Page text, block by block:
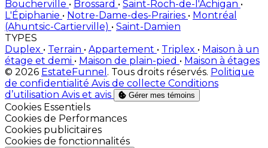
Boucherville • Brossard • Saint-Roch-de-l'Achigan •
L'Épiphanie • Notre-Dame-des-Prairies • Montréal
(Ahuntsic-Cartierville) • Saint-Damien
TYPES
Duplex • Terrain • Appartement • Triplex • Maison à un
étage et demi • Maison de plain-pied • Maison à étages
© 2026 EstateFunnel . Tous droits réservés. Politique
de confidentialité Avis de collecte Conditions
d’utilisation Avis et avis Gérer mes témoins
Activer
Cookies Essentiels
Activer
Cookies de Performances
Activer
Cookies publicitaires
Activer
Cookies de fonctionnalités